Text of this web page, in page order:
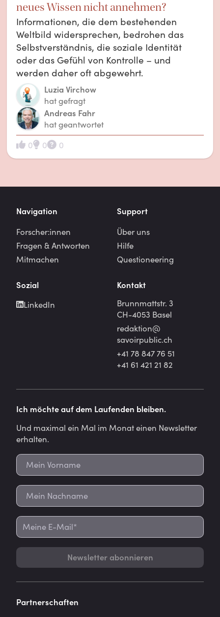
neues Wissen nicht annehmen?
Informationen, die dem bestehenden
Weltbild widersprechen, bedrohen das
Selbstverständnis, die soziale Identität
oder das Gefühl von Kontrolle – und
werden daher oft abgewehrt.
Luzia Virchow
hat gefragt
Andreas Fahr
hat geantwortet
0
0 0
Navigation
Forscher:innen
Fragen & Antworten
Mitmachen
Support
Über uns
Hilfe
Questioneering
Sozial
LinkedIn
Kontakt
Brunnmattstr. 3
CH-4053 Basel
redaktion@
savoirpublic.ch
+41 78 847 76 51
+41 61 421 21 82
Ich möchte auf dem Laufenden bleiben.
Und maximal ein Mal im Monat einen Newsletter
erhalten.
Newsletter abonnieren
Partnerschaften